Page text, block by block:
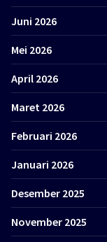
Juni 2026
Mei 2026
April 2026
Maret 2026
Februari 2026
Januari 2026
Desember 2025
November 2025